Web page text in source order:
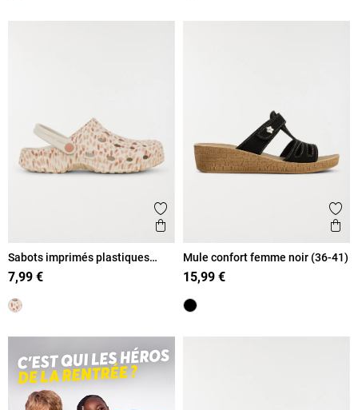
Ajouter aux favoris
Aperçu rapide
Sabots imprimés plastiques
femme (36-41)
7,99 €
Mule confort femme noir (36-41)
15,99 €